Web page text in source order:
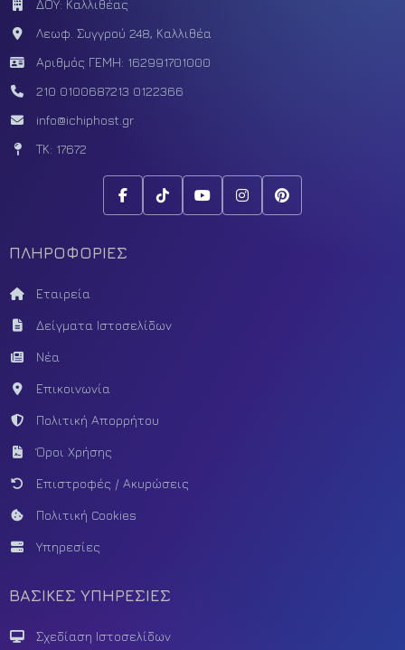
ΔΟΥ: Καλλιθέας
Λεωφ. Συγγρού 248, Καλλιθέα
Αριθμός ΓΕΜΗ: 162991701000
210 0100687213 0122366
info@ichiphost.gr
ΤΚ: 17672
ΠΛΗΡΟΦΟΡΙΕΣ
Εταιρεία
Δείγματα Ιστοσελίδων
Νέα
Επικοινωνία
Πολιτική Απορρήτου
Όροι Χρήσης
Επιστροφές / Ακυρώσεις
Πολιτική Cookies
Υπηρεσίες
ΒΑΣΙΚΕΣ ΥΠΗΡΕΣΙΕΣ
Σχεδίαση Ιστοσελίδων